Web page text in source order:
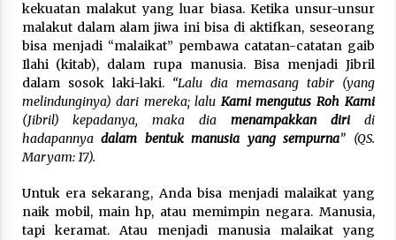
kekuatan malakut yang luar biasa. Ketika unsur-unsur
malakut dalam alam jiwa ini bisa di aktifkan, seseorang
bisa menjadi “malaikat” pembawa catatan-catatan gaib
Ilahi (kitab), dalam rupa manusia. Bisa menjadi Jibril
dalam sosok laki-laki. “Lalu dia memasang tabir (yang
melindunginya) dari mereka; lalu Kami mengutus Roh Kami
(Jibril) kepadanya, maka dia menampakkan diri di
hadapannya dalam bentuk manusia yang sempurna” (QS.
Maryam: 17).
Untuk era sekarang, Anda bisa menjadi malaikat yang
naik mobil, main hp, atau memimpin negara. Manusia,
tapi keramat. Atau menjadi manusia malaikat yang